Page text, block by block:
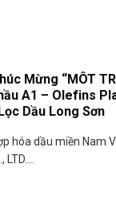
Mừng “MÔT
A1 – Olefins
Dầu Long Sơn
hóa dầu miền Nam